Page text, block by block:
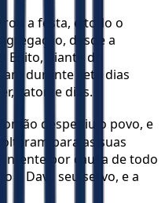
a festa, e todo o
desde a
diante do
durante sete dias
catorze dias.
despediu o povo, e
para as suas
por causa de todo
a Davi, seu servo, e a